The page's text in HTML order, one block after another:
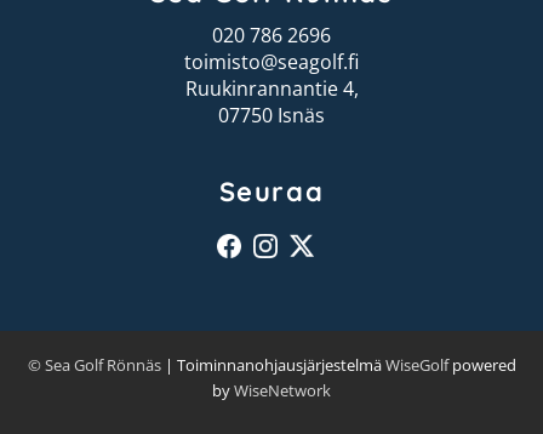
020 786 2696
toimisto@seagolf.fi
Ruukinrannantie 4,
07750 Isnäs
Seuraa
© Sea Golf Rönnäs| ToiminnanohjausjärjestelmäWiseGolfpowered
byWiseNetwork